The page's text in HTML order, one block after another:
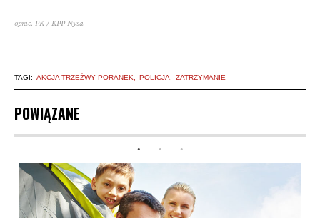
oprac. PK / KPP Nysa
TAGI: AKCJA TRZEŹWY PORANEK POLICJA ZATRZYMANIE
POWIĄZANE